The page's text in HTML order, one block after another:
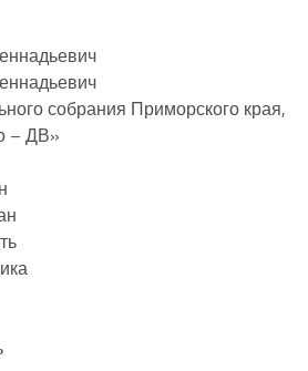
собрания Приморского края,
– ДВ»